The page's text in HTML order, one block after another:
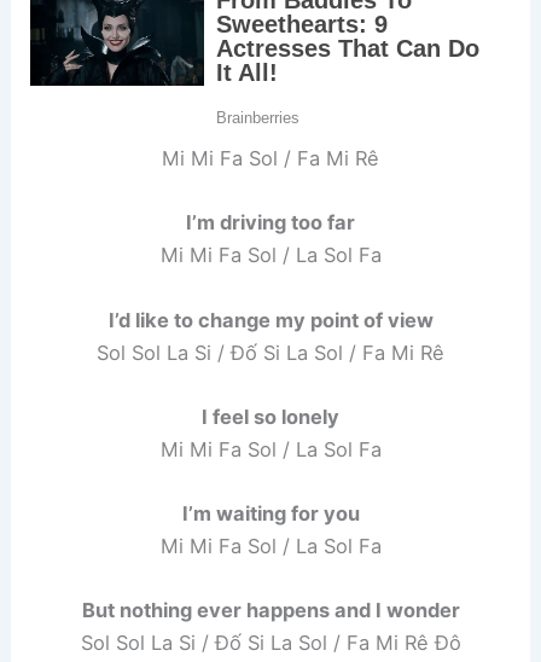
Mi Mi Fa Sol / Fa Mi Rê
I’m driving too far
Mi Mi Fa Sol / La Sol Fa
I’d like to change my point of view
Sol Sol La Si / Đố Si La Sol / Fa Mi Rê
I feel so lonely
Mi Mi Fa Sol / La Sol Fa
I’m waiting for you
Mi Mi Fa Sol / La Sol Fa
But nothing ever happens and I wonder
Sol Sol La Si / Đố Si La Sol / Fa Mi Rê Đô